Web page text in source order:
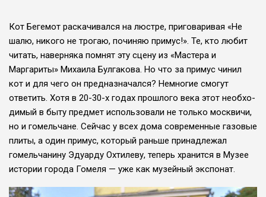
Кот Бегемот раскачивался на люстре, приговаривая «Не
шалю, никого не трогаю, почи­няю примус!». Те, кто любит
чи­тать, наверняка помнят эту сце­ну из «Мастера и
Маргариты» Михаила Булгакова. Но что за примус чинил
кот и для чего он предназначался? Немногие смо­гут
ответить. Хотя в 20-30-х го­дах прошлого века этот необхо­
димый в быту предмет исполь­зовали не только москвичи,
но и гомельчане. Сейчас у всех дома современные газовые
плиты, а один примус, который раньше принадлежал
гомельчанину Эду­арду Охтилеву, теперь хранится в Музее
истории города Гомеля — уже как музейный экспонат.